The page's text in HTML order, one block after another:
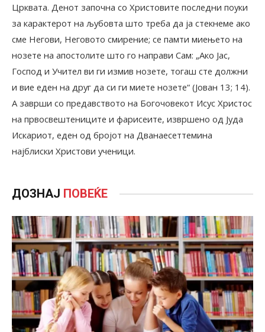
Црквата. Денот започна со Христовите последни поуки
за карактерот на љубовта што треба да ја стекнеме ако
сме Негови, Неговото смирение; се памти миењето на
нозете на апостолите што го направи Сам: „Ако Јас,
Господ и Учител ви ги измив нозете, тогаш сте должни
и вие еден на друг да си ги миете нозете“ (Јован 13; 14).
А заврши со предавството на Богочовекот Исус Христос
на првосвештениците и фарисеите, извршено од Јуда
Искариот, еден од бројот на Дванаесеттемина
најблиски Христови ученици.
ДОЗНАЈ ПОВЕЌЕ